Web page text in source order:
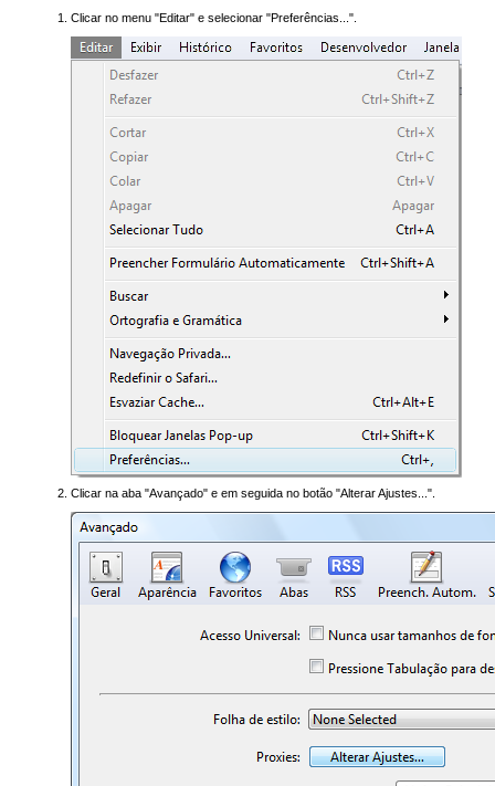
Clicar no menu "Editar" e selecionar "Preferências...".
Clicar na aba "Avançado" e em seguida no botão "Alterar Ajustes...".